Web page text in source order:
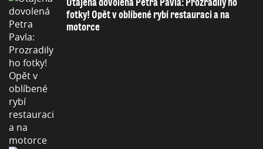
fotky! Opět v oblíbené rybí restauraci a na
motorce